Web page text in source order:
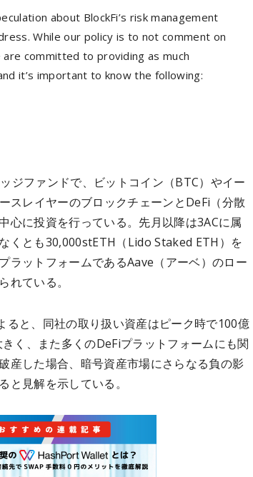
about BlockFi’s risk management
While our policy is to not comment on
committed to providing as much
it’s important to know the following:
ジファンドで、ビットコイン（BTC）やイー
スレイヤーのブロックチェーンとDeFi（分散
心に投資を行っている。先月以降は3ACに属
くとも30,000stETH（Lido Staked ETH）を
ラットフォームであるAave（アーベ）のロー
れている。
と、同社の取り扱い資産はピーク時で100億
く、また多くのDeFiプラットフォームにも関
産した場合、暗号資産市場にさらなる負の影
と見解を示している。